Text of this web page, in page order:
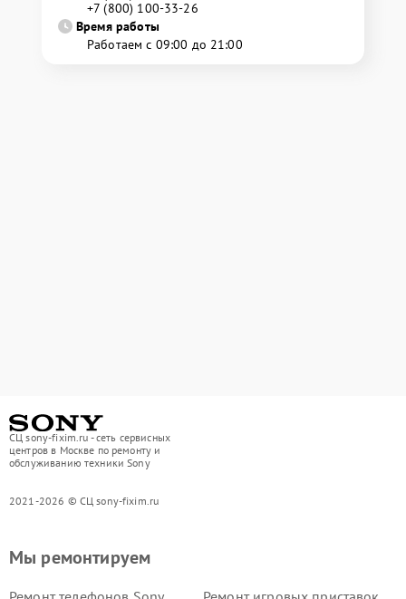
+7 (800) 100-33-26
Время работы
Работаем с 09:00 до 21:00
СЦ sony-fixim.ru - сеть сервисных
центров в Москве по ремонту и
обслуживанию техники Sony
2021-2026 © СЦ sony-fixim.ru
Мы ремонтируем